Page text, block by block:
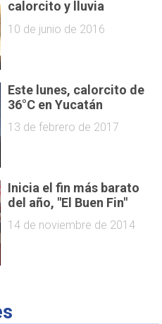
calorcito y lluvia
10 de junio de 2016
Este lunes, calorcito de
36°C en Yucatán
13 de febrero de 2017
Inicia el fin más barato
del año, "El Buen Fin"
14 de noviembre de 2014